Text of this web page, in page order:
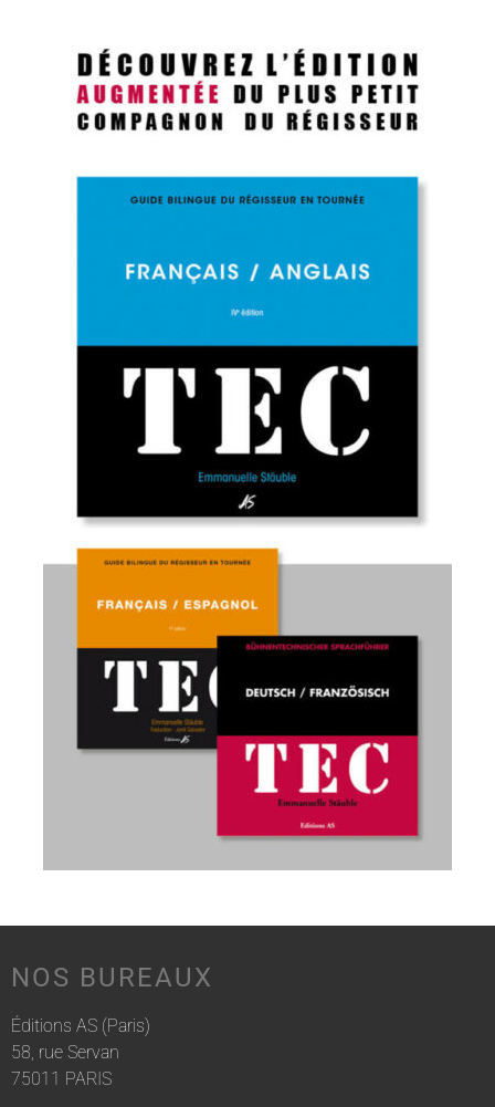
NOS BUREAUX
Éditions AS (Paris)
58, rue Servan
75011 PARIS